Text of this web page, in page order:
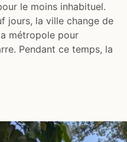
le moins inhabituel.
jours, la ville change de
métropole pour
Pendant ce temps, la